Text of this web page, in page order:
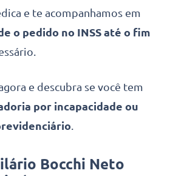
e te acompanhamos em
o pedido no INSS até o fim
e descubra se você tem
por incapacidade ou
Bocchi Neto